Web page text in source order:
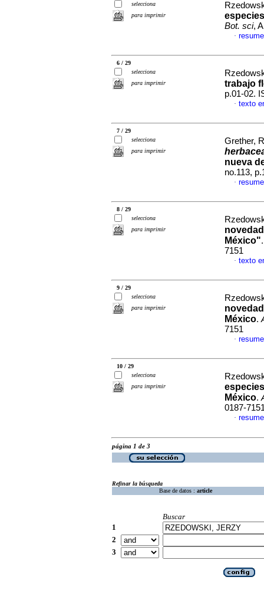
selecciona
para imprimir
Bot. sci,
·
6 / 29
selecciona
para imprimir
trabajo
p.01-02.
· texto
7 / 29
selecciona
para imprimir
Grether,
nueva
no.113,
·
8 / 29
selecciona
para imprimir
México"
7151
· texto
9 / 29
selecciona
para imprimir
México.
7151
·
10 / 29
selecciona
para imprimir
México.
0187-
·
página 1 de 3
Refinar la búsqueda
Base de datos : article
Buscar
1
2
3